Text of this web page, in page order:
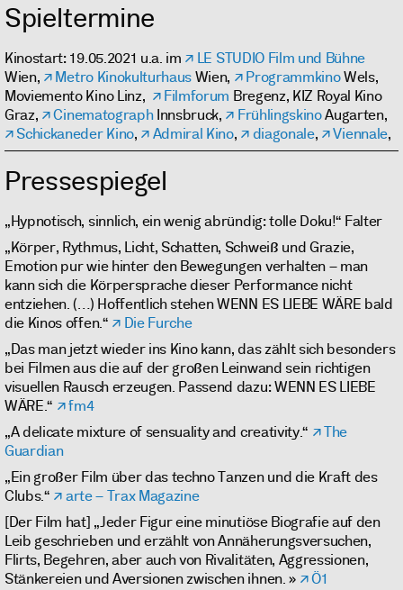
Spieltermine
Kinostart: 19.05.2021 u.a. im
LE STUDIO Film und Bühne
Wien,
Metro KinokulturhausWien, ProgrammkinoWels,
Moviemento Kino Linz,
Filmforum Bregenz, KIZ Royal Kino
Graz,
CinematographInnsbruck, FrühlingskinoAugarten,
Schickaneder Kino, Admiral Kino, diagonale, Viennale,
Pressespiegel
„Hypnotisch, sinnlich, ein wenig abründig: tolle Doku!“ Falter
„Körper, Rythmus, Licht, Schatten, Schweiß und Grazie,
Emotion pur wie hinter den Bewegungen verhalten – man
kann sich die Körpersprache dieser Performance nicht
entziehen. (…) Hoffentlich stehen WENN ES LIEBE WÄRE bald
die Kinos offen.“
Die Furche
„Das man jetzt wieder ins Kino kann, das zählt sich besonders
bei Filmen aus die auf der großen Leinwand sein richtigen
visuellen Rausch erzeugen. Passend dazu: WENN ES LIEBE
WÄRE.“
fm4
„A delicate mixture of sensuality and creativity.“
The
Guardian
„Ein großer Film über das techno Tanzen und die Kraft des
Clubs.“
arte – Trax Magazine
[Der Film hat] „Jeder Figur eine minutiöse Biografie auf den
Leib geschrieben und erzählt von Annäherungsversuchen,
Flirts, Begehren, aber auch von Rivalitäten, Aggressionen,
Stänkereien und Aversionen zwischen ihnen. »
Ö1